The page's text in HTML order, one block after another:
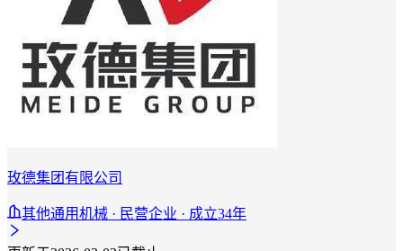
玫德集团有限公司
其他通用机械 · 民营企业 · 成立34年